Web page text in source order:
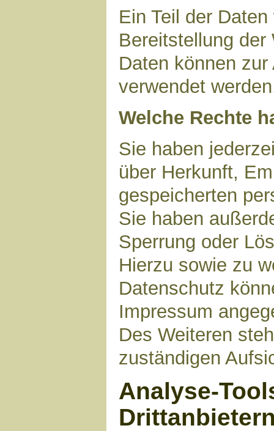
Ein Teil der
Bereitstellung der
Daten können
verwendet
Welche Rechte
Sie haben
über Herkunft,
gespeicherten
Sie haben
Sperrung oder
Hierzu sowie zu
Datenschutz
Impressum
Des Weiteren
zuständigen
Analyse-